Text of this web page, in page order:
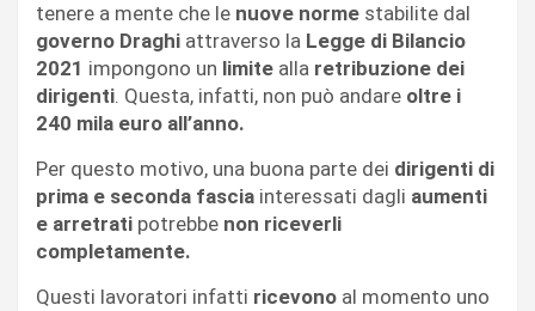
tenere a mente che le nuove norme stabilite dal
governo Draghi attraverso la Legge di Bilancio
2021 impongono un limite alla retribuzione dei
dirigenti. Questa, infatti, non può andare oltre i
240 mila euro all’anno.
Per questo motivo, una buona parte dei dirigenti di
prima e seconda fascia interessati dagli aumenti
e arretrati potrebbe non riceverli
completamente.
Questi lavoratori infatti ricevono al momento uno